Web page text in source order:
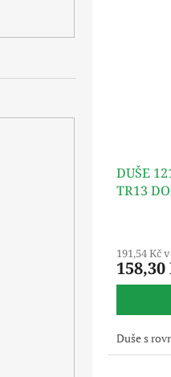
DUŠE
TR13
191,54 Kč
158,30
Duše s